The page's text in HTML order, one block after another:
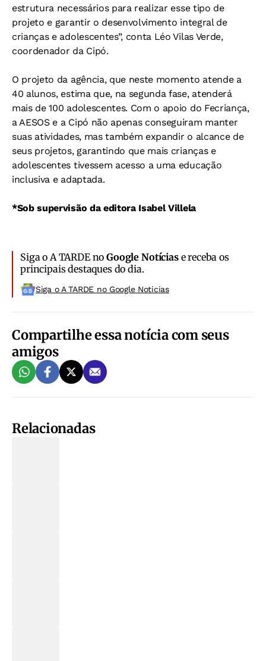
estrutura necessários para realizar esse tipo de
projeto e garantir o desenvolvimento integral de
crianças e adolescentes”, conta Léo Vilas Verde,
coordenador da Cipó.
O projeto da agência, que neste momento atende a
40 alunos, estima que, na segunda fase, atenderá
mais de 100 adolescentes. Com o apoio do Fecriança,
a AESOS e a Cipó não apenas conseguiram manter
suas atividades, mas também expandir o alcance de
seus projetos, garantindo que mais crianças e
adolescentes tivessem acesso a uma educação
inclusiva e adaptada.
*Sob supervisão da editora Isabel Villela
Siga o A TARDE noGoogle Notíciase receba os
principais destaques do dia.
Siga o A TARDE no Google Noticias
Compartilhe essa notícia com seus
amigos
Relacionadas